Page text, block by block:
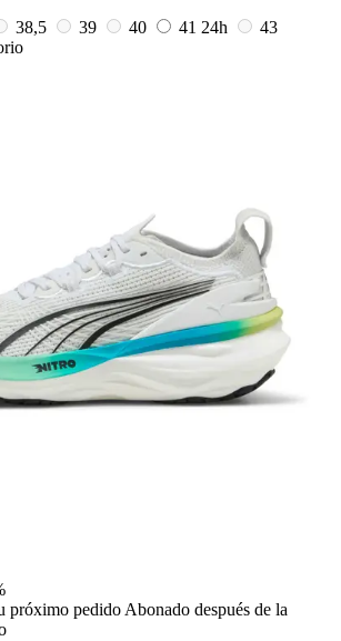
38,5 39 40 41 24h
43
próximo pedido Abonado después de la